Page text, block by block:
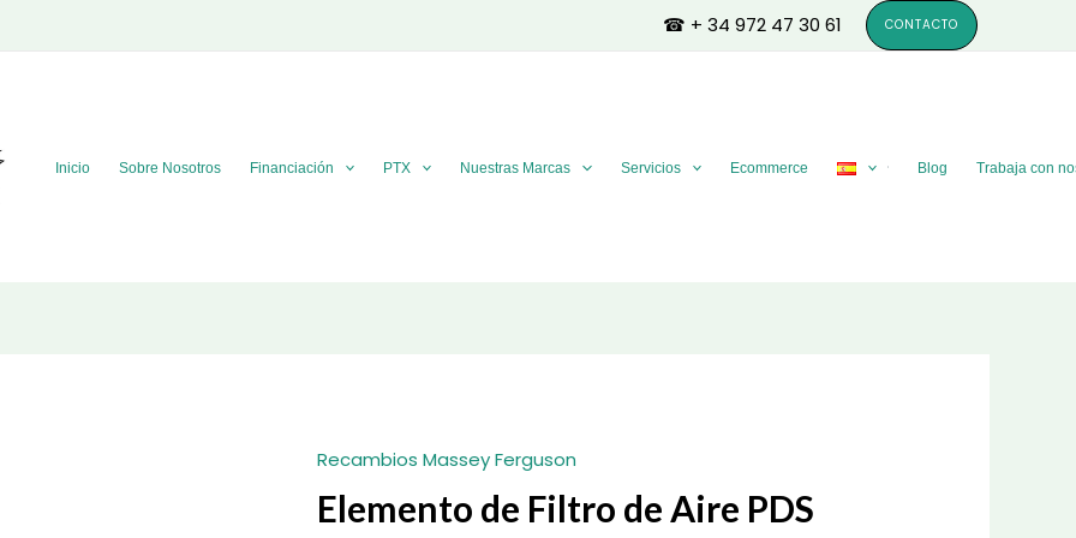
☎ + 34 972 47 30 61 CONTACTO
Inicio Sobre Nosotros Financiación PTX Nuestras Marcas Servicios Ecommerce Blog Trabaja con
Recambios Massey Ferguson
Elemento de Filtro de Aire PDS